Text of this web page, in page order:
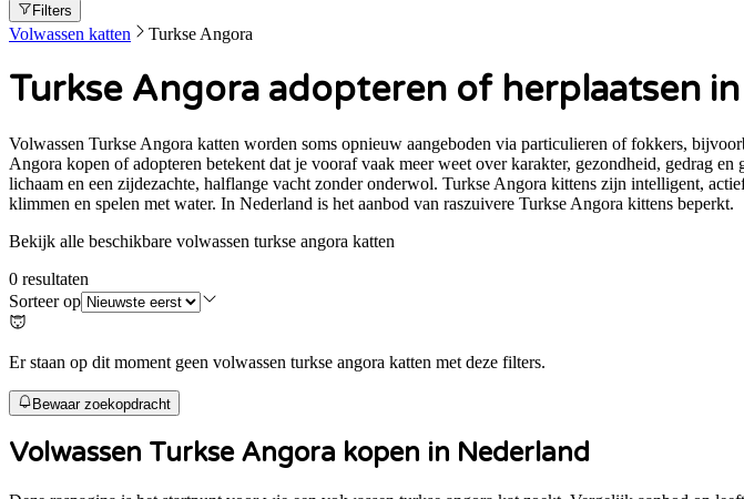
Filters
Volwassen katten Turkse Angora
Turkse Angora adopteren of herplaatsen
Volwassen Turkse Angora katten worden soms opnieuw aangeboden via particulieren of fokkers,
Angora kopen of adopteren betekent dat je vooraf vaak meer weet over karakter, gezondheid, gedrag
lichaam en een zijdezachte, halflange vacht zonder onderwol. Turkse Angora kittens zijn intelligent,
klimmen en spelen met water. In Nederland is het aanbod van raszuivere Turkse Angora kittens beperkt.
Bekijk alle beschikbare volwassen turkse angora katten
0 resultaten
Sorteer op
Er staan op dit moment geen volwassen turkse angora katten met deze filters.
Bewaar zoekopdracht
Volwassen Turkse Angora kopen in Nederland